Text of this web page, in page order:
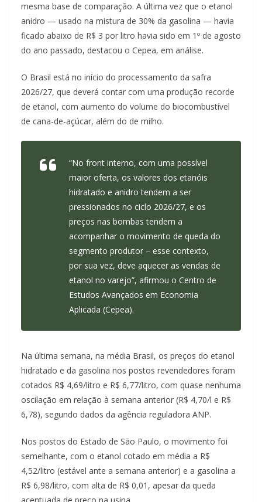
mesma base de comparação. A última vez que o etanol
anidro — usado na mistura de 30% da gasolina — havia
ficado abaixo de R$ 3 por litro havia sido em 1º de agosto
do ano passado, destacou o Cepea, em análise.
O Brasil está no início do processamento da safra
2026/27, que deverá contar com uma produção recorde
de etanol, com aumento do volume do biocombustível
de cana-de-açúcar, além do de milho.
“No front interno, com uma possível
maior oferta, os valores dos etanóis
hidratado e anidro tendem a ser
pressionados no ciclo 2026/27, e os
preços nas bombas tendem a
acompanhar o movimento de queda do
segmento produtor – esse contexto,
por sua vez, deve aquecer as vendas de
etanol no varejo”, afirmou o Centro de
Estudos Avançados em Economia
Aplicada (Cepea).
Na última semana, na média Brasil, os preços do etanol
hidratado e da gasolina nos postos revendedores foram
cotados R$ 4,69/litro e R$ 6,77/litro, com quase nenhuma
oscilação em relação à semana anterior (R$ 4,70/l e R$
6,78), segundo dados da agência reguladora ANP.
Nos postos do Estado de São Paulo, o movimento foi
semelhante, com o etanol cotado em média a R$
4,52/litro (estável ante a semana anterior) e a gasolina a
R$ 6,98/litro, com alta de R$ 0,01, apesar da queda